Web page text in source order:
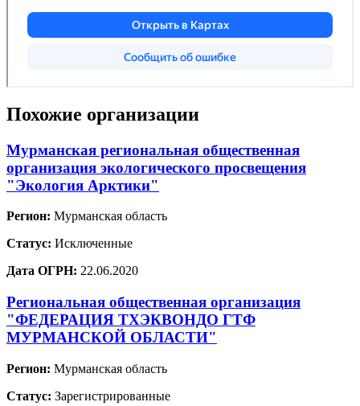
Похожие организации
Мурманская региональная общественная
организация экологического просвещения
"Экология Арктики"
Регион: Мурманская область
Статус: Исключенные
Дата ОГРН: 22.06.2020
Региональная общественная организация
"ФЕДЕРАЦИЯ ТХЭКВОНДО ГТФ
МУРМАНСКОЙ ОБЛАСТИ"
Регион: Мурманская область
Статус: Зарегистрированные